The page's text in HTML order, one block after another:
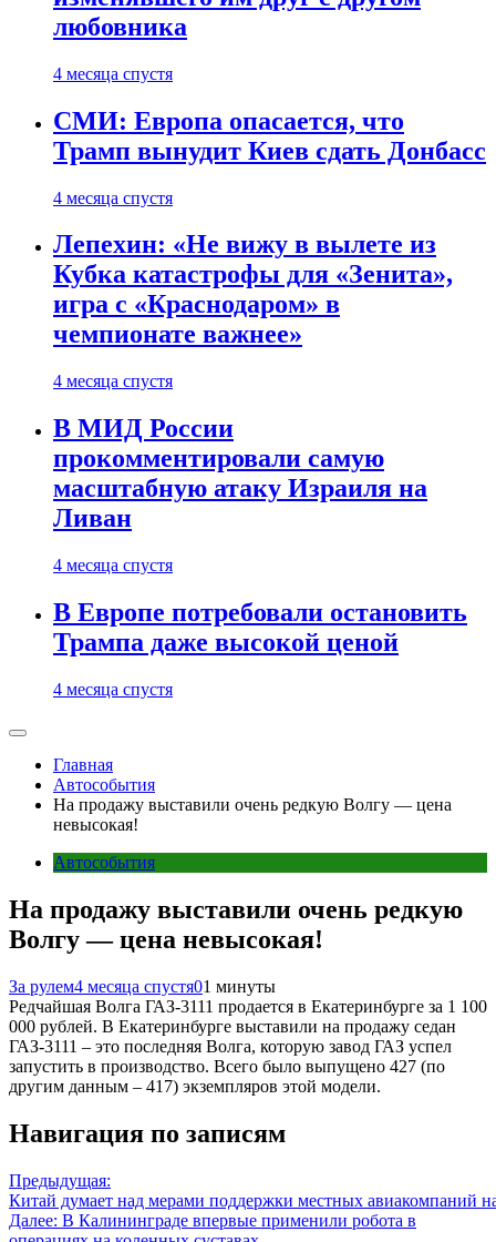
любовника
4 месяца спустя
СМИ: Европа опасается, что
Трамп вынудит Киев сдать Донбасс
4 месяца спустя
Лепехин: «Не вижу в вылете из
Кубка катастрофы для «Зенита»,
игра с «Краснодаром» в
чемпионате важнее»
4 месяца спустя
В МИД России
прокомментировали самую
масштабную атаку Израиля на
Ливан
4 месяца спустя
В Европе потребовали остановить
Трампа даже высокой ценой
4 месяца спустя
Главная
Автособытия
На продажу выставили очень редкую Волгу — цена
невысокая!
Автособытия
На продажу выставили очень редкую
Волгу — цена невысокая!
За рулем4 месяца спустя01 минуты
Редчайшая Волга ГАЗ-3111 продается в Екатеринбурге за 1 100
000 рублей. В Екатеринбурге выставили на продажу седан
ГАЗ-3111 – это последняя Волга, которую завод ГАЗ успел
запустить в производство. Всего было выпущено 427 (по
другим данным – 417) экземпляров этой модели.
Навигация по записям
Предыдущая:
Китай думает над мерами поддержки местных авиакомпаний
Далее: В Калининграде впервые применили робота в